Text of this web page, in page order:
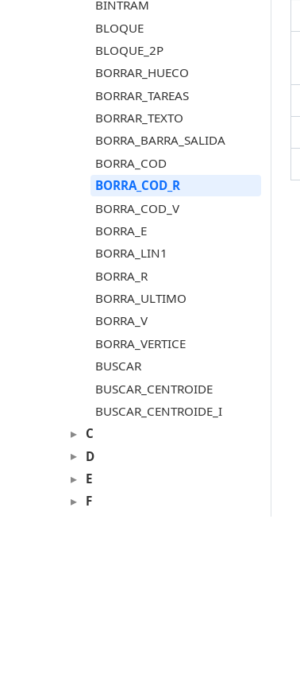
BINTRAM
BLOQUE
BLOQUE_2P
BORRAR_HUECO
BORRAR_TAREAS
BORRAR_TEXTO
BORRA_BARRA_SALIDA
BORRA_COD
BORRA_COD_R
BORRA_COD_V
BORRA_E
BORRA_LIN1
BORRA_R
BORRA_ULTIMO
BORRA_V
BORRA_VERTICE
BUSCAR
BUSCAR_CENTROIDE
BUSCAR_CENTROIDE_I
C
D
E
F